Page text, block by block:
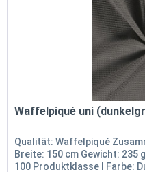
Waffelpiqué uni
Qualität: Waffelpiqué
Breite: 150 cm Gewicht: 235
100 Produktklasse I Farbe: